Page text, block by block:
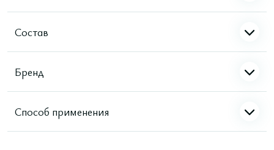
Состав
Бренд
Способ применения